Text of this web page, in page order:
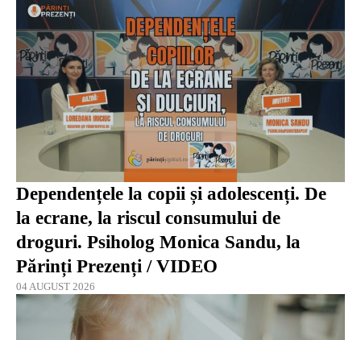
Dependențele la copii și adolescenți. De
la ecrane, la riscul consumului de
droguri. Psiholog Monica Sandu, la
Părinți Prezenți / VIDEO
04 AUGUST 2026